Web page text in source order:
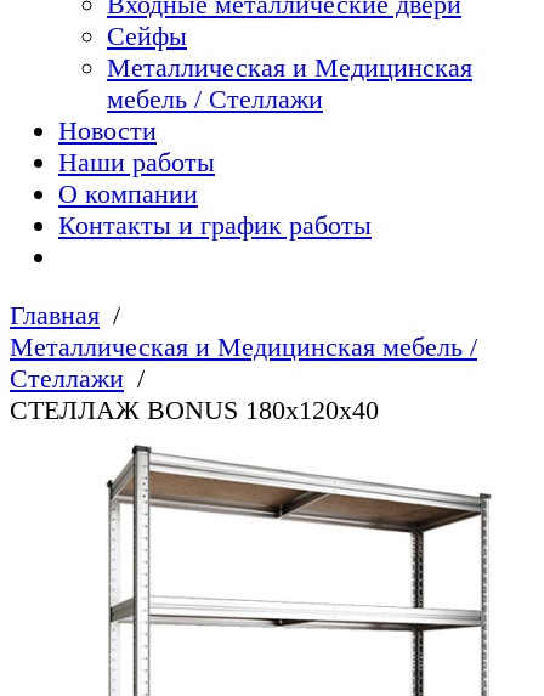
Сейфы
Металлическая и Медицинская
мебель / Стеллажи
Новости
Наши работы
О компании
Контакты и график работы
Главная
Металлическая и Медицинская мебель /
Стеллажи
СТЕЛЛАЖ BONUS 180х120х40